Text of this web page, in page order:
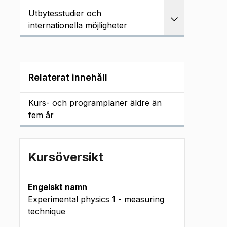
Utbytesstudier och
internationella möjligheter
Relaterat innehåll
Kurs- och programplaner äldre än
fem år
Kursöversikt
Engelskt namn
Experimental physics 1 - measuring
technique